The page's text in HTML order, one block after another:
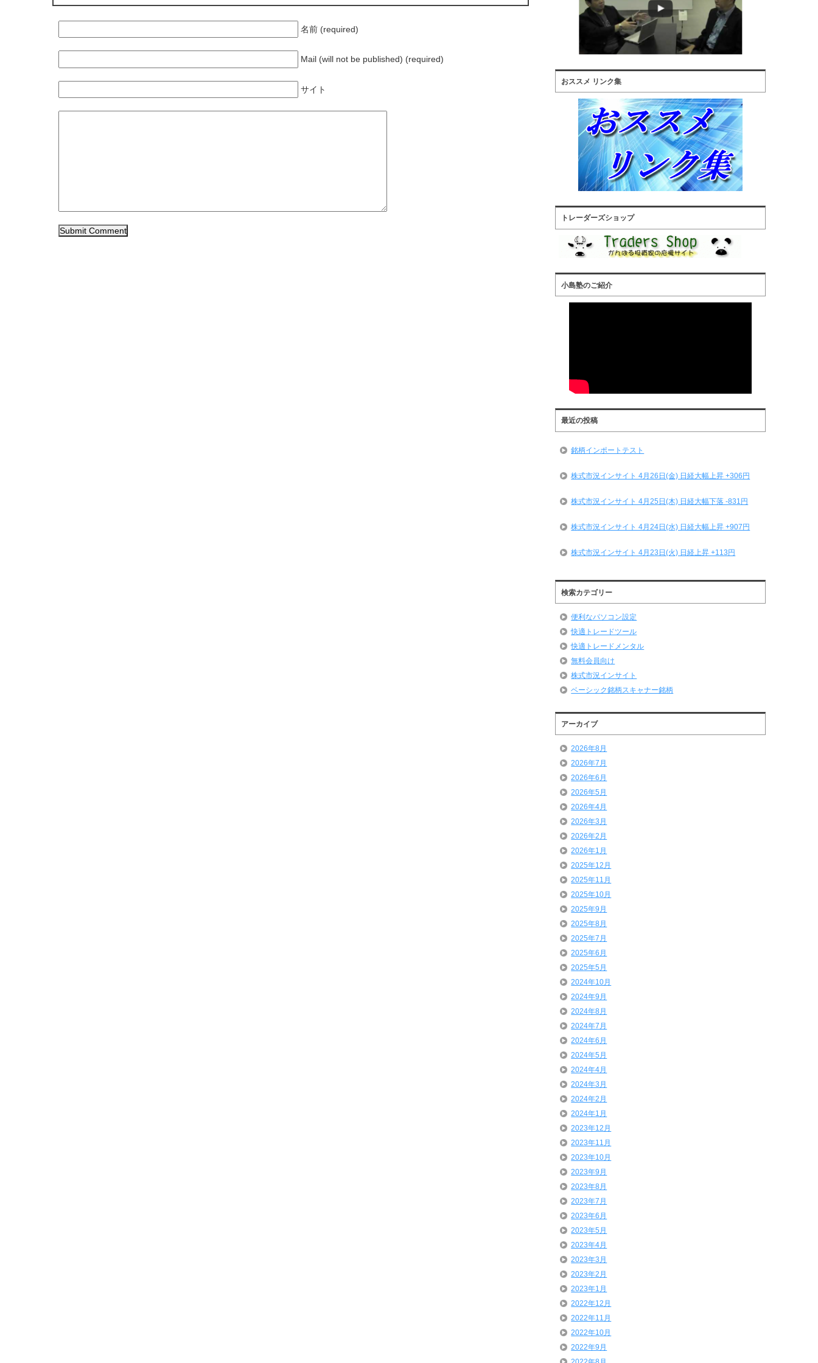
名前 (required)
Mail (will not be published) (required)
サイト
おススメ リンク集
トレーダーズショップ
小島塾のご紹介
最近の投稿
銘柄インポートテスト
株式市況インサイト 4月26日(金) 日経大幅上昇 +306円
株式市況インサイト 4月25日(木) 日経大幅下落 -831円
株式市況インサイト 4月24日(水) 日経大幅上昇 +907円
株式市況インサイト 4月23日(火) 日経上昇 +113円
検索カテゴリー
便利なパソコン設定
快適トレードツール
快適トレードメンタル
無料会員向け
株式市況インサイト
ベーシック銘柄スキャナー銘柄
アーカイブ
2026年8月
2026年7月
2026年6月
2026年5月
2026年4月
2026年3月
2026年2月
2026年1月
2025年12月
2025年11月
2025年10月
2025年9月
2025年8月
2025年7月
2025年6月
2025年5月
2024年10月
2024年9月
2024年8月
2024年7月
2024年6月
2024年5月
2024年4月
2024年3月
2024年2月
2024年1月
2023年12月
2023年11月
2023年10月
2023年9月
2023年8月
2023年7月
2023年6月
2023年5月
2023年4月
2023年3月
2023年2月
2023年1月
2022年12月
2022年11月
2022年10月
2022年9月